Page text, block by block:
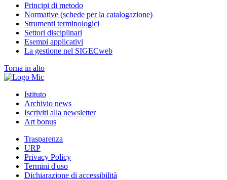
Principi di metodo
Normative (schede per la catalogazione)
Strumenti terminologici
Settori disciplinari
Esempi applicativi
La gestione nel SIGECweb
Torna in alto
Istituto
Archivio news
Iscriviti alla newsletter
Art bonus
Trasparenza
URP
Privacy Policy
Termini d'uso
Dichiarazione di accessibilità